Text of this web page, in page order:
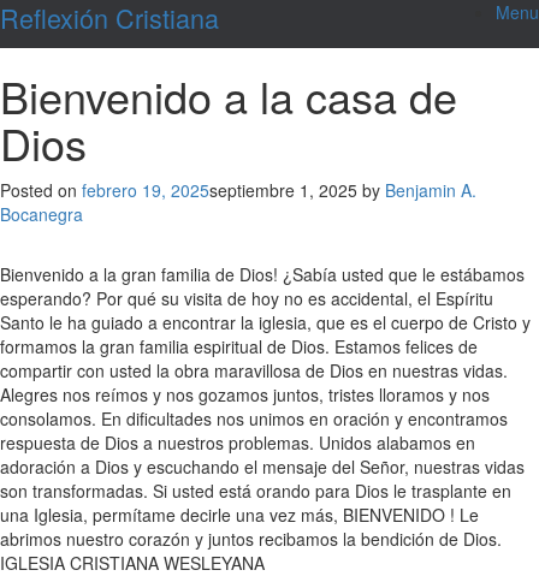
Skip
toReflexión Cristiana Menu
Bienvenido a la casa de
Dios
Posted on febrero 19, 2025septiembre 1, 2025 by Benjamin A.
Bocanegra
Bienvenido a la gran familia de Dios! ¿Sabía usted que le estábamos
esperando? Por qué su visita de hoy no es accidental, el Espíritu
Santo le ha guiado a encontrar la iglesia, que es el cuerpo de Cristo y
formamos la gran familia espiritual de Dios. Estamos felices de
compartir con usted la obra maravillosa de Dios en nuestras vidas.
Alegres nos reímos y nos gozamos juntos, tristes lloramos y nos
consolamos. En dificultades nos unimos en oración y encontramos
respuesta de Dios a nuestros problemas. Unidos alabamos en
adoración a Dios y escuchando el mensaje del Señor, nuestras vidas
son transformadas. Si usted está orando para Dios le trasplante en
una Iglesia, permítame decirle una vez más, BIENVENIDO ! Le
abrimos nuestro corazón y juntos recibamos la bendición de Dios.
IGLESIA CRISTIANA WESLEYANA